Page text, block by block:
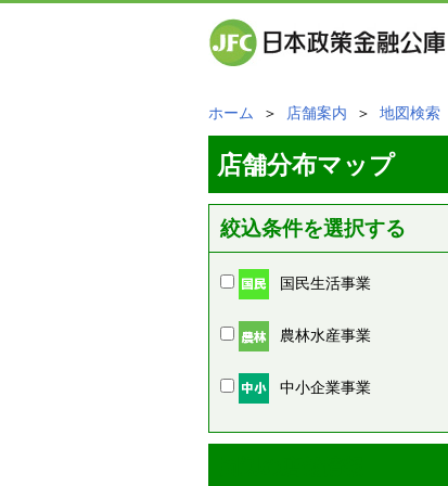
ホーム ＞ 店舗案内 ＞ 地図検索
店舗分布マップ
絞込条件を選択する
国民生活事業
農林水産事業
中小企業事業